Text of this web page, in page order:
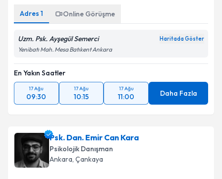
Adres 1 Online Görüşme
Uzm. Psk. Ayşegül Semerci Haritada Göster
Yenibatı Mah. Mesa Batıkent Ankara
En Yakın Saatler
17 Ağu
09:30
17 Ağu
10:15
17 Ağu
11:00 Daha Fazla
Psk. Dan. Emir Can Kara
Psikolojik Danışman
Ankara, Çankaya